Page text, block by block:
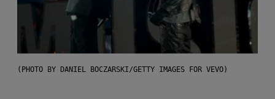
(PHOTO BY DANIEL BOCZARSKI/GETTY IMAGES FOR VEVO)